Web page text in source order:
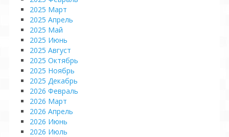
2025 Март
2025 Апрель
2025 Май
2025 Июнь
2025 Август
2025 Октябрь
2025 Ноябрь
2025 Декабрь
2026 Февраль
2026 Март
2026 Апрель
2026 Июнь
2026 Июль